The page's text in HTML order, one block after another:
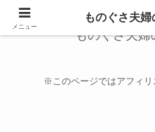
ものぐさ夫婦
※このページではアフィ
メニュー
ものぐさ夫